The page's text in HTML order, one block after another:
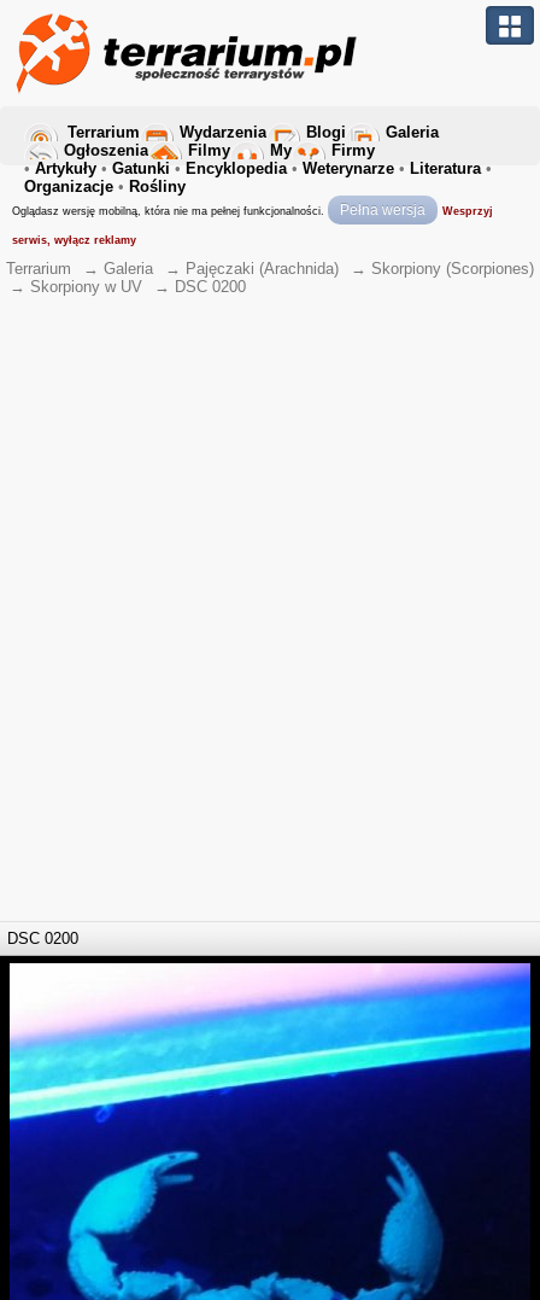
Terrarium Wydarzenia Blogi
Galeria
Ogłoszenia
Filmy My
Firmy
• Artykuły • Gatunki • Encyklopedia• Weterynarze • Literatura•
Organizacje • Rośliny
Oglądasz wersję mobilną, która nie ma pełnej funkcjonalności. Pełna wersja Wesprzyj
serwis, wyłącz reklamy
Terrarium → Galeria → Pajęczaki (Arachnida) → Skorpiony (Scorpiones)
→ Skorpiony w UV → DSC 0200
DSC 0200